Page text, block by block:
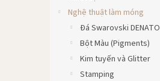
Nghệ thuật làm móng
Đá Swarovski DENATO
Bột Màu (Pigments)
Kim tuyến và Glitter
Stamping